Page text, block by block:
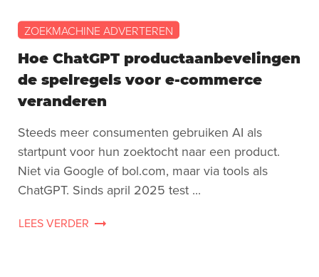
ZOEKMACHINE ADVERTEREN
Hoe ChatGPT productaanbevelingen
de spelregels voor e-commerce
veranderen
Steeds meer consumenten gebruiken AI als
startpunt voor hun zoektocht naar een product.
Niet via Google of bol.com, maar via tools als
ChatGPT. Sinds april 2025 test ...
LEES VERDER